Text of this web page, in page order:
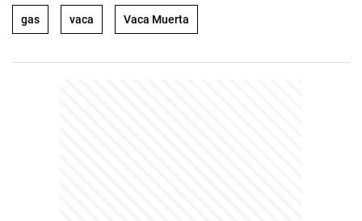
gas vaca Vaca Muerta